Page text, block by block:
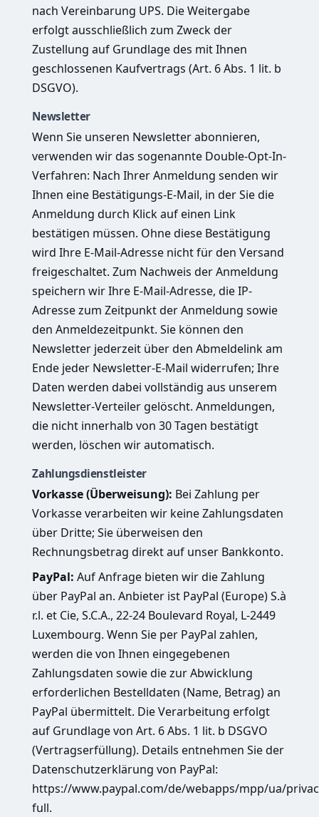
nach Vereinbarung UPS. Die Weitergabe
erfolgt ausschließlich zum Zweck der
Zustellung auf Grundlage des mit Ihnen
geschlossenen Kaufvertrags (Art. 6 Abs. 1 lit. b
DSGVO).
Newsletter
Wenn Sie unseren Newsletter abonnieren,
verwenden wir das sogenannte Double-Opt-In-
Verfahren: Nach Ihrer Anmeldung senden wir
Ihnen eine Bestätigungs-E-Mail, in der Sie die
Anmeldung durch Klick auf einen Link
bestätigen müssen. Ohne diese Bestätigung
wird Ihre E-Mail-Adresse nicht für den Versand
freigeschaltet. Zum Nachweis der Anmeldung
speichern wir Ihre E-Mail-Adresse, die IP-
Adresse zum Zeitpunkt der Anmeldung sowie
den Anmeldezeitpunkt. Sie können den
Newsletter jederzeit über den Abmeldelink am
Ende jeder Newsletter-E-Mail widerrufen; Ihre
Daten werden dabei vollständig aus unserem
Newsletter-Verteiler gelöscht. Anmeldungen,
die nicht innerhalb von 30 Tagen bestätigt
werden, löschen wir automatisch.
Zahlungsdienstleister
Vorkasse (Überweisung): Bei Zahlung per
Vorkasse verarbeiten wir keine Zahlungsdaten
über Dritte; Sie überweisen den
Rechnungsbetrag direkt auf unser Bankkonto.
PayPal: Auf Anfrage bieten wir die Zahlung
über PayPal an. Anbieter ist PayPal (Europe) S.à
r.l. et Cie, S.C.A., 22-24 Boulevard Royal, L-2449
Luxembourg. Wenn Sie per PayPal zahlen,
werden die von Ihnen eingegebenen
Zahlungsdaten sowie die zur Abwicklung
erforderlichen Bestelldaten (Name, Betrag) an
PayPal übermittelt. Die Verarbeitung erfolgt
auf Grundlage von Art. 6 Abs. 1 lit. b DSGVO
(Vertragserfüllung). Details entnehmen Sie der
Datenschutzerklärung von PayPal:
https://www.paypal.com/de/webapps/mpp/ua/
full.